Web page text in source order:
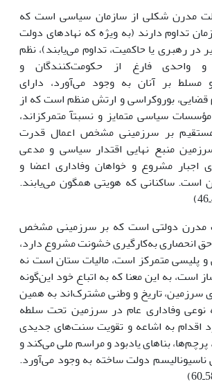
مدرن شکلى از سازمان سیاسى است که
تداوم دارند (به ویژه که نهادهاى دولت
در رهبرى یا حاکمیت، تداوم مى‌یابند)، نظم
و واحدى فارغ از حکومت‌کنندگان و
بر آنان به وجود مى‌آورد، داراى
قضایى، بوروکراسى و ارتش منظم است که از
سیاسى متمایز و نسبتآ متمرکزاند،
بر سرزمینى مشخص اعمال قدرت
منبع نهایى اقتدار سیاسى و مدعى
اجبار مشروع و خواهان وفادارى اعضا و
است. ساکنانى که هویتى همگون مى‌یابند.
مدرن دولتى است که بر سرزمینى مشخص
انحصارى به‌کارگیرى خشونت مشروع دارد،
پلیسى متمرکز است، مالیات ستان است نه
است، به این معنا که به اتباع خود این‌گونه
سرزمین، تاریخ و وطنى مشترک‌اند به همین
نوعى وفادارى عام در سرزمین تحت سلطه
اقدام به اشاعه و تقویت سنت‌هاى جدیدى
بناهاى یادبود و مراسم ملى مى‌کند و
ناسیونالیسم دولت ساخته به وجود مى‌آورد.